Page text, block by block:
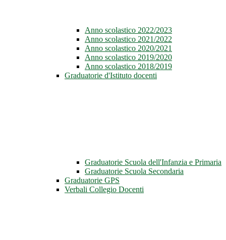
Anno scolastico 2022/2023
Anno scolastico 2021/2022
Anno scolastico 2020/2021
Anno scolastico 2019/2020
Anno scolastico 2018/2019
Graduatorie d'Istituto docenti
Graduatorie Scuola dell'Infanzia e Primaria
Graduatorie Scuola Secondaria
Graduatorie GPS
Verbali Collegio Docenti